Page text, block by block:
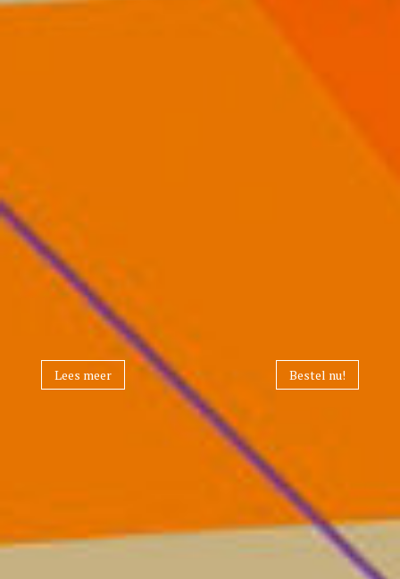
Lees meer Bestel nu!